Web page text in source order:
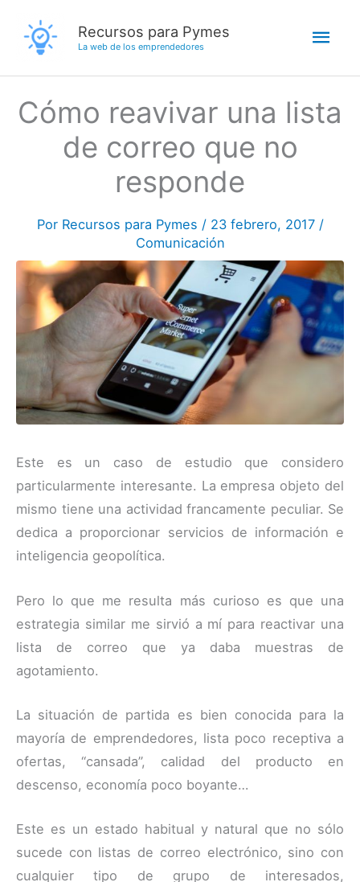
contenido
Recursos para Pymes
La web de los emprendedores
Cómo reavivar una lista
de correo que no
responde
Por Recursos para Pymes / 23 febrero, 2017 /
Comunicación
Este es un caso de estudio que considero
particularmente interesante. La empresa objeto del
mismo tiene una actividad francamente peculiar. Se
dedica a proporcionar servicios de información e
inteligencia geopolítica.
Pero lo que me resulta más curioso es que una
estrategia similar me sirvió a mí para reactivar una
lista de correo que ya daba muestras de
agotamiento.
La situación de partida es bien conocida para la
mayoría de emprendedores, lista poco receptiva a
ofertas, “cansada”, calidad del producto en
descenso, economía poco boyante…
Este es un estado habitual y natural que no sólo
sucede con listas de correo electrónico, sino con
cualquier tipo de grupo de interesados,